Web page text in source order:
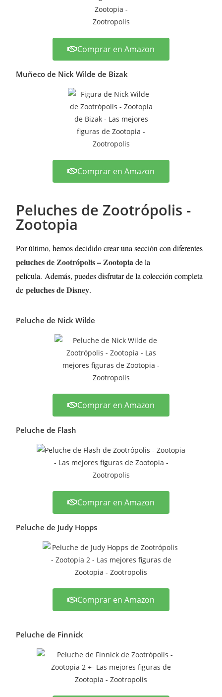
Comprar en Amazon
Muñeco de Nick Wilde de Bizak
Comprar en Amazon
Peluches de Zootrópolis -
Zootopia
Por último, hemos decidido crear una sección con diferentes
peluches de Zootrópolis – Zootopiade la
película. Además, puedes disfrutar de la colección completa
depeluches de Disney.
Peluche de Nick Wilde
Comprar en Amazon
Peluche de Flash
Comprar en Amazon
Peluche de Judy Hopps
Comprar en Amazon
Peluche de Finnick